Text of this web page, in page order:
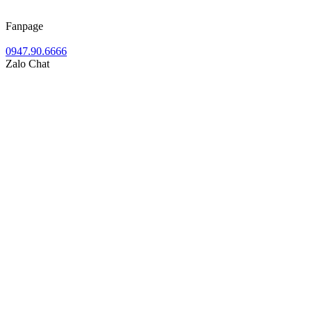
Fanpage
0947.90.6666
Zalo Chat